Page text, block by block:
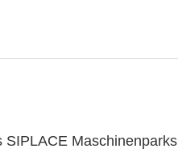
SIPLACE Maschinenparks